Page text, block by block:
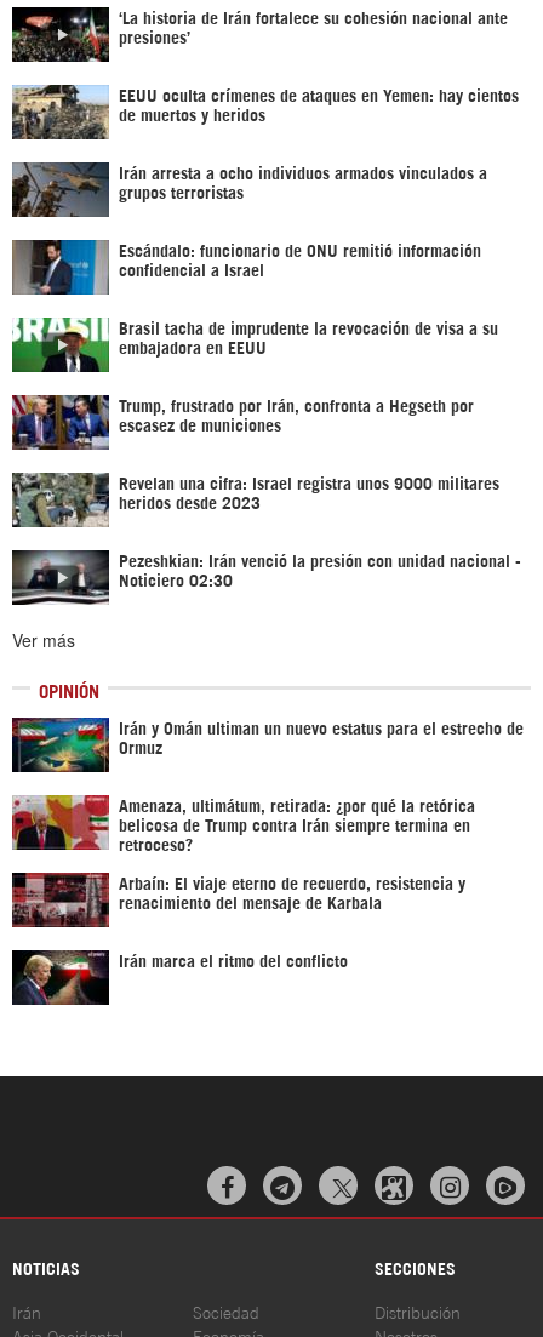
‘La historia de Irán fortalece su cohesión nacional ante
presiones’
EEUU oculta crímenes de ataques en Yemen: hay cientos
de muertos y heridos
Irán arresta a ocho individuos armados vinculados a
grupos terroristas
Escándalo: funcionario de ONU remitió información
confidencial a Israel
Brasil tacha de imprudente la revocación de visa a su
embajadora en EEUU
Trump, frustrado por Irán, confronta a Hegseth por
escasez de municiones
Revelan una cifra: Israel registra unos 9000 militares
heridos desde 2023
Pezeshkian: Irán venció la presión con unidad nacional -
Noticiero 02:30
Ver más
OPINIÓN
Irán y Omán ultiman un nuevo estatus para el estrecho de
Ormuz
Amenaza, ultimátum, retirada: ¿por qué la retórica
belicosa de Trump contra Irán siempre termina en
retroceso?
Arbaín: El viaje eterno de recuerdo, resistencia y
renacimiento del mensaje de Karbala
Irán marca el ritmo del conflicto
  
NOTICIAS SECCIONES
Irán Sociedad Distribución